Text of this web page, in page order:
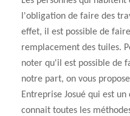
l'obligation de faire des
effet, il est possible de
remplacement des tuiles.
noter qu'il est possible de
notre part, on vous
Entreprise Josué qui est
connait toutes les